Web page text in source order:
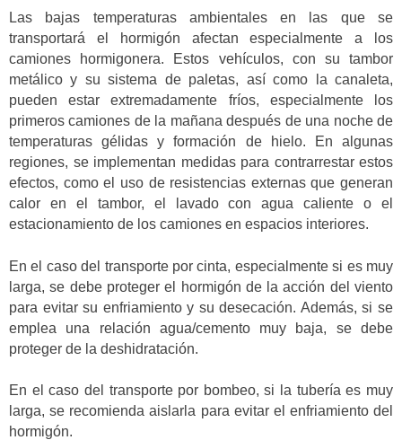
Las bajas temperaturas ambientales en las que se
transportará el hormigón afectan especialmente a los
camiones hormigonera. Estos vehículos, con su tambor
metálico y su sistema de paletas, así como la canaleta,
pueden estar extremadamente fríos, especialmente los
primeros camiones de la mañana después de una noche de
temperaturas gélidas y formación de hielo. En algunas
regiones, se implementan medidas para contrarrestar estos
efectos, como el uso de resistencias externas que generan
calor en el tambor, el lavado con agua caliente o el
estacionamiento de los camiones en espacios interiores.
En el caso del transporte por cinta, especialmente si es muy
larga, se debe proteger el hormigón de la acción del viento
para evitar su enfriamiento y su desecación. Además, si se
emplea una relación agua/cemento muy baja, se debe
proteger de la deshidratación.
En el caso del transporte por bombeo, si la tubería es muy
larga, se recomienda aislarla para evitar el enfriamiento del
hormigón.